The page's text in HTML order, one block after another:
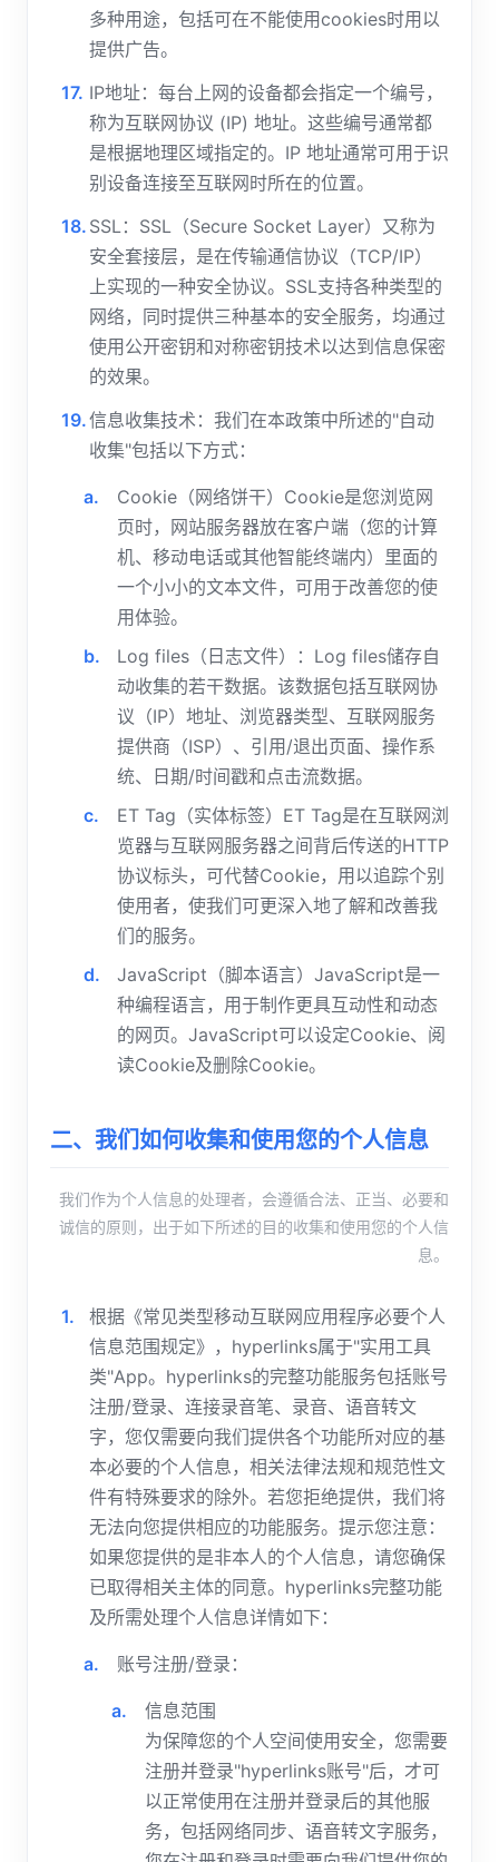
多种用途，包括可在不能使用cookies时用以
提供广告。
IP地址：每台上网的设备都会指定一个编号，
称为互联网协议 (IP) 地址。这些编号通常都
是根据地理区域指定的。IP 地址通常可用于识
别设备连接至互联网时所在的位置。
SSL：SSL（Secure Socket Layer）又称为
安全套接层，是在传输通信协议（TCP/IP）
上实现的一种安全协议。SSL支持各种类型的
网络，同时提供三种基本的安全服务，均通过
使用公开密钥和对称密钥技术以达到信息保密
的效果。
信息收集技术：我们在本政策中所述的"自动
收集"包括以下方式：
Cookie（网络饼干）Cookie是您浏览网
页时，网站服务器放在客户端（您的计算
机、移动电话或其他智能终端内）里面的
一个小小的文本文件，可用于改善您的使
用体验。
Log files（日志文件）：Log files储存自
动收集的若干数据。该数据包括互联网协
议（IP）地址、浏览器类型、互联网服务
提供商（ISP）、引用/退出页面、操作系
统、日期/时间戳和点击流数据。
ET Tag（实体标签）ET Tag是在互联网浏
览器与互联网服务器之间背后传送的HTTP
协议标头，可代替Cookie，用以追踪个别
使用者，使我们可更深入地了解和改善我
们的服务。
JavaScript（脚本语言）JavaScript是一
种编程语言，用于制作更具互动性和动态
的网页。JavaScript可以设定Cookie、阅
读Cookie及删除Cookie。
二、我们如何收集和使用您的个人信息
我们作为个人信息的处理者，会遵循合法、正当、必要和
诚信的原则，出于如下所述的目的收集和使用您的个人信
息。
根据《常见类型移动互联网应用程序必要个人
信息范围规定》，hyperlinks属于"实用工具
类"App。hyperlinks的完整功能服务包括账号
注册/登录、连接录音笔、录音、语音转文
字，您仅需要向我们提供各个功能所对应的基
本必要的个人信息，相关法律法规和规范性文
件有特殊要求的除外。若您拒绝提供，我们将
无法向您提供相应的功能服务。提示您注意：
如果您提供的是非本人的个人信息，请您确保
已取得相关主体的同意。hyperlinks完整功能
及所需处理个人信息详情如下：
账号注册/登录：
信息范围
为保障您的个人空间使用安全，您需要
注册并登录"hyperlinks账号"后，才可
以正常使用在注册并登录后的其他服
务，包括网络同步、语音转文字服务，